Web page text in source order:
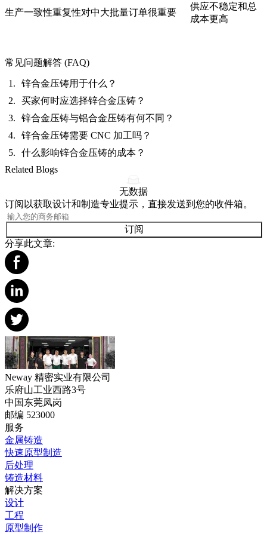
生产一致性重复性对中大批量订单很重要
供应不稳定和总
成本更高
常见问题解答 (FAQ)
锌合金压铸用于什么？
买家何时应选择锌合金压铸？
锌合金压铸与铝合金压铸有何不同？
锌合金压铸需要 CNC 加工吗？
什么影响锌合金压铸的成本？
Related Blogs
无数据
订阅以获取设计和制造专业提示，直接发送到您的收件箱。
订阅
分享此文章:
Neway 精密实业有限公司
乐府山工业西路3号
中国东莞凤岗
邮编 523000
服务
金属铸造
快速原型制造
后处理
铸造材料
解决方案
设计
工程
原型制作